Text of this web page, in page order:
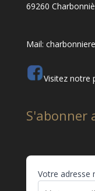
69260
Mail:
Visitez notre
S'abonner
Votre adresse